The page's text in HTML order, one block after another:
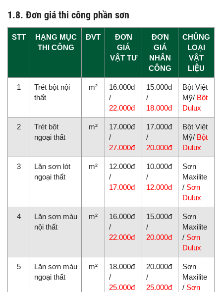
1.8. Đơn giá thi công phần sơn
STT
HẠNG MỤC
THI CÔNG
ĐVT
ĐƠN
GIÁ
VẬT TƯ
ĐƠN
GIÁ
NHÂN
CÔNG
CHỦNG
LOẠI
VẬT
LIỆU
1
Trét bột nội
thất
m²
16.000đ
/
22.000đ
15.000đ
/
18.000đ
Bột Việt
Mỹ/ Bột
Dulux
2
Trét bột
ngoại thất
m²
17.000đ
/
27.000đ
17.000đ
/
20.000đ
Bột Việt
Mỹ/ Bột
Dulux
3
Lăn sơn lót
ngoại thất
m²
12.000đ
/
17.000đ
10.000đ
/
12.000đ
Sơn
Maxilite
/ Sơn
Dulux
4
Lăn sơn màu
nội thất
m²
16.000đ
/
22.000đ
15.000đ
/
20.000đ
Sơn
Maxilite
/ Sơn
Dulux
5
Lăn sơn màu
ngoại thất
m²
18.000đ
/
25.000đ
20.000đ
/
25.000đ
Sơn
Maxilite
/ Sơn